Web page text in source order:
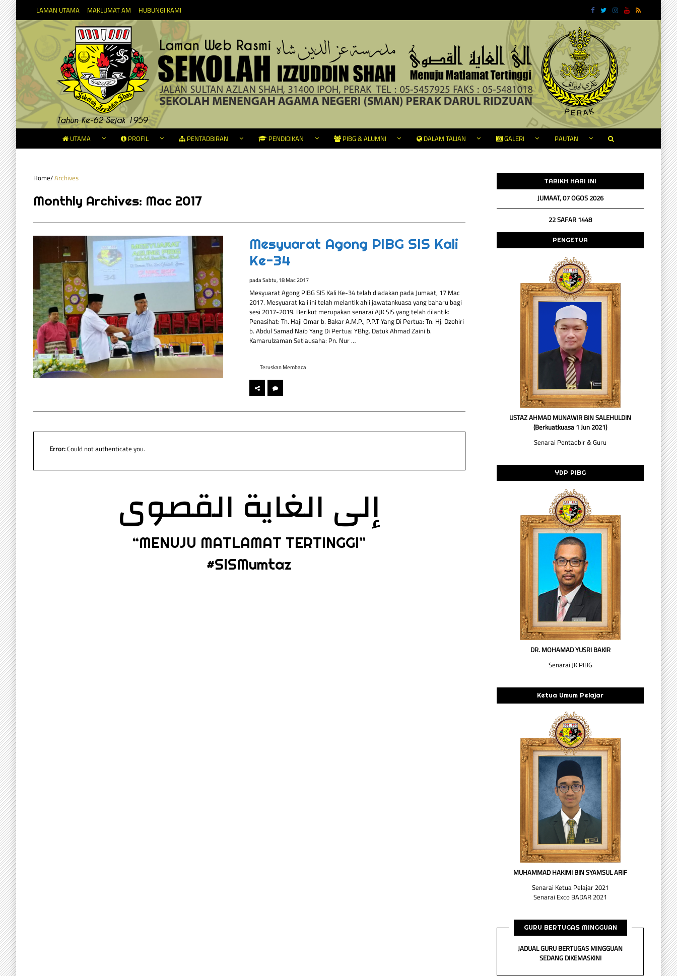
LAMAN UTAMA MAKLUMAT AM HUBUNGI KAMI
UTAMA PROFIL PENTADBIRAN PENDIDIKAN PIBG & ALUMNI DALAM TALIAN GALERI PAUTAN
Home/Archives
Monthly Archives: Mac 2017
Mesyuarat Agong PIBG SIS Kali
Ke-34
padaSabtu, 18 Mac 2017
Mesyuarat Agong PIBG SIS Kali Ke-34 telah diadakan pada Jumaat, 17 Mac
2017. Mesyuarat kali ini telah melantik ahli jawatankuasa yang baharu bagi
sesi 2017-2019. Berikut merupakan senarai AJK SIS yang telah dilantik:
Penasihat: Tn. Haji Omar b. Bakar A.M.P., P.P.T Yang Di Pertua: Tn. Hj. Dzohiri
b. Abdul Samad Naib Yang Di Pertua: YBhg. Datuk Ahmad Zaini b.
Kamarulzaman Setiausaha: Pn. Nur …
Teruskan Membaca
Error:Could not authenticate you.
إلى الغاية القصوى
“MENUJU MATLAMAT TERTINGGI”
#SISMumtaz
TARIKH HARI INI
JUMAAT, 07 OGOS 2026
22 SAFAR 1448
PENGETUA
USTAZ AHMAD MUNAWIR BIN SALEHULDIN
(Berkuatkuasa 1 Jun 2021)
Senarai Pentadbir & Guru
YDP PIBG
DR. MOHAMAD YUSRI BAKIR
Senarai JK PIBG
Ketua Umum Pelajar
MUHAMMAD HAKIMI BIN SYAMSUL ARIF
Senarai Ketua Pelajar 2021
Senarai Exco BADAR 2021
GURU BERTUGAS MINGGUAN
JADUAL GURU BERTUGAS MINGGUAN
SEDANG DIKEMASKINI